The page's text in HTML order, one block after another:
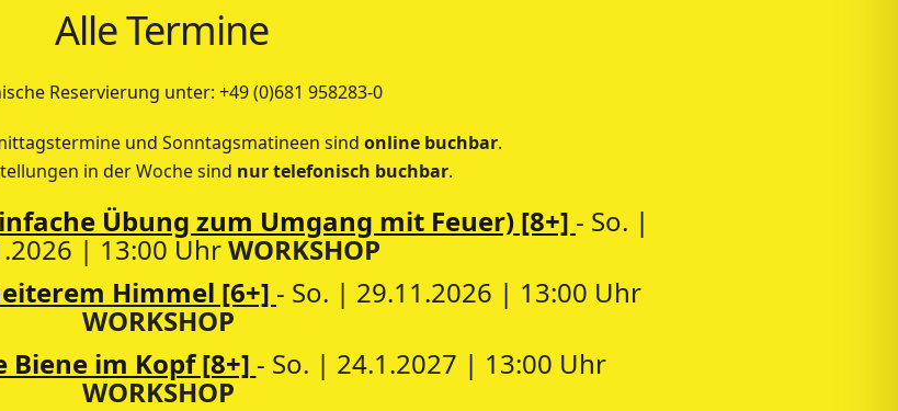
Alle Termine
Reservierung unter: +49 (0)681 958283-0
und Sonntagsmatineen sind online buchbar.
in der Woche sind nur telefonisch buchbar.
Übung zum Umgang mit Feuer) [8+] - So. |
| 13:00 UhrWORKSHOP
Himmel [6+] - So. | 29.11.2026 | 13:00 Uhr
WORKSHOP
im Kopf [8+] - So. | 24.1.2027 | 13:00 Uhr
WORKSHOP